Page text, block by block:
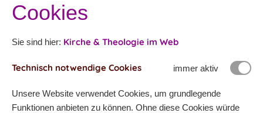
Cookies
Sie sind hier: Kirche & Theologie im Web
Technisch notwendige Cookies immer aktiv
Unsere Website verwendet Cookies, um grundlegende
Funktionen anbieten zu können. Ohne diese Cookies würde